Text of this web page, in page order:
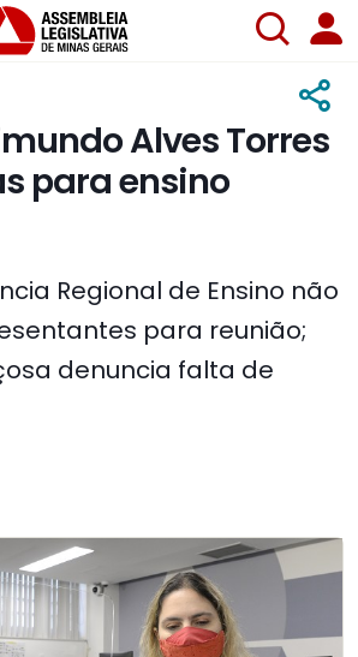
Alves Torres
para ensino
Regional de Ensino não
para reunião;
denuncia falta de